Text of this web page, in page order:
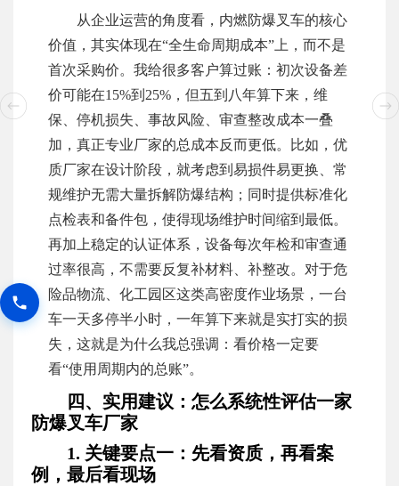
从企业运营的角度看，内燃防爆叉车的核心
价值，其实体现在“全生命周期成本”上，而不是
首次采购价。我给很多客户算过账：初次设备差
价可能在15%到25%，但五到八年算下来，维
保、停机损失、事故风险、审查整改成本一叠
加，真正专业厂家的总成本反而更低。比如，优
质厂家在设计阶段，就考虑到易损件易更换、常
规维护无需大量拆解防爆结构；同时提供标准化
点检表和备件包，使得现场维护时间缩到最低。
再加上稳定的认证体系，设备每次年检和审查通
过率很高，不需要反复补材料、补整改。对于危
险品物流、化工园区这类高密度作业场景，一台
车一天多停半小时，一年算下来就是实打实的损
失，这就是为什么我总强调：看价格一定要
看“使用周期内的总账”。
四、实用建议：怎么系统性评估一家
防爆叉车厂家
1. 关键要点一：先看资质，再看案
例，最后看现场